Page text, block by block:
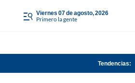
viernes 07 de agosto, 2026
Primero la gente
Tendencias: